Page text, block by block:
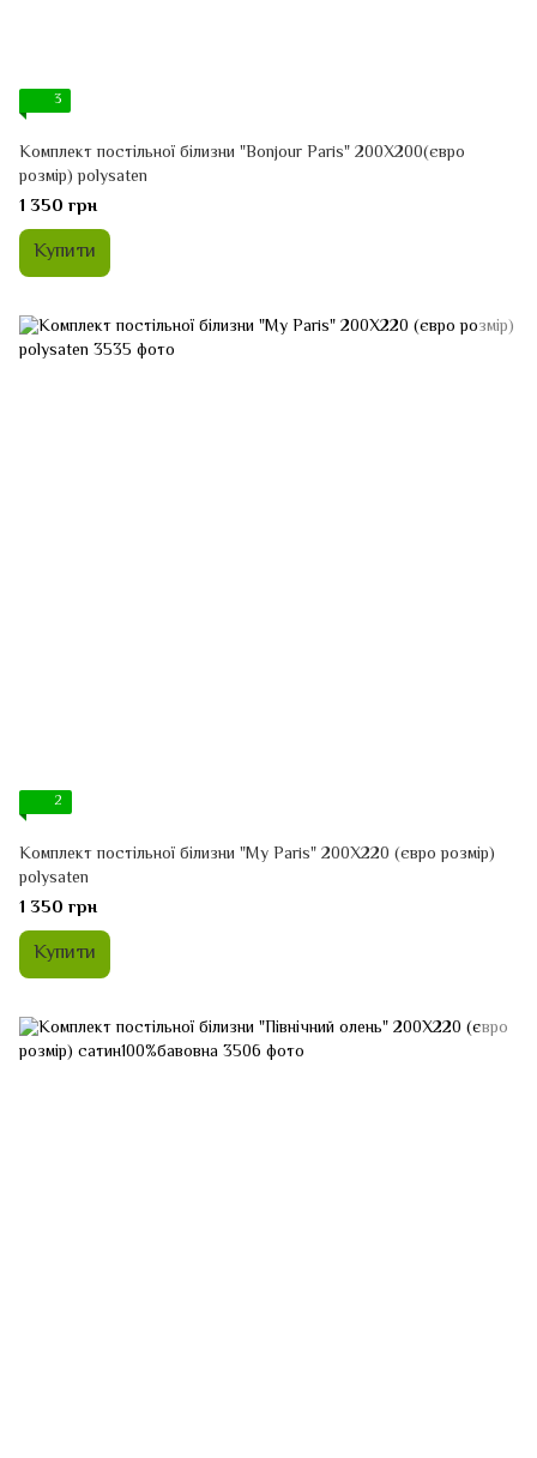
3
Комплект постільної білизни "Bonjour Paris" 200Х200(євро
розмір) polysaten
1 350 грн
Купити
2
Комплект постільної білизни "My Paris" 200Х220 (євро розмір)
polysaten
1 350 грн
Купити